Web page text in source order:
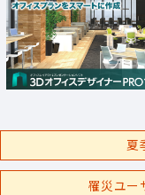
夏
罹災ユー